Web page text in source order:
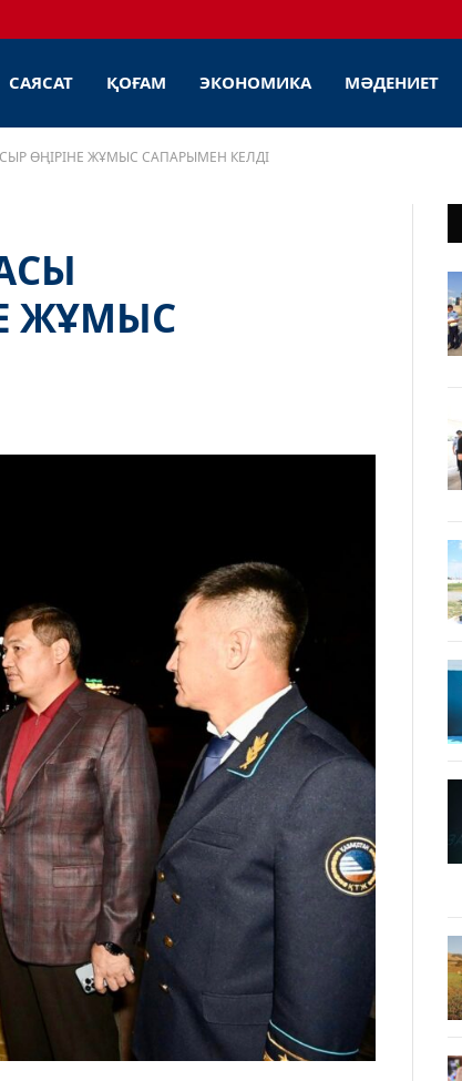
САЯСАТ ҚОҒАМ ЭКОНОМИКА МӘДЕНИЕТ
ӨҢІРІНЕ ЖҰМЫС САПАРЫМЕН КЕЛДІ
ЖҰМЫС